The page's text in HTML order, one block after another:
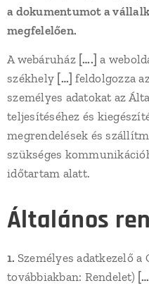
a dokumentumot a
megfelelően.
A webáruház [….] a
székhely […] feldolgozza
személyes adatokat az
teljesítéséhez és
megrendelések és
szükséges
időtartam alatt.
Általános
1. Személyes adatkezelő a
továbbiakban: Rendelet)